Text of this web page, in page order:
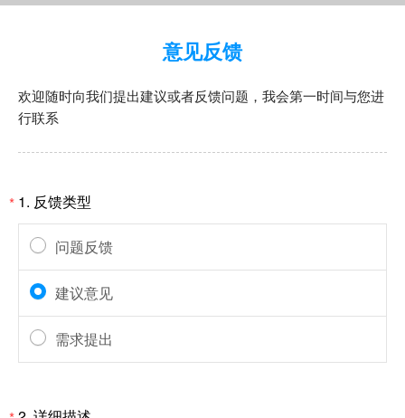
意见反馈
欢迎随时向我们提出建议或者反馈问题，我会第一时间与您进
行联系
* 1. 反馈类型
问题反馈
建议意见
需求提出